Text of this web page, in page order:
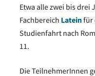
Etwa alle zwei bis drei
Fachbereich Lateinfür
Studienfahrt nach
11.
Die TeilnehmerInnen